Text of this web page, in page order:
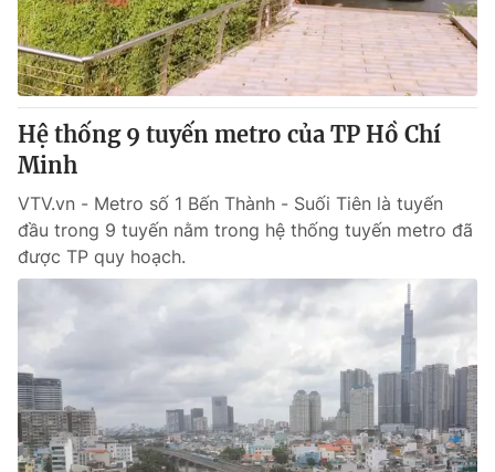
Sản phẩm
Thị trường
Tư vấn
Lịch phát sóng
Chuyên mục khác
Emagazine
Photo Infographic
Shorts video
VTV Money VTV Thể thao
VTV Sức khoẻ Bất động sản
Hệ thống 9 tuyến metro của TP Hồ Chí
Minh
VTV.vn - Metro số 1 Bến Thành - Suối Tiên là tuyến
đầu trong 9 tuyến nằm trong hệ thống tuyến metro đã
được TP quy hoạch.